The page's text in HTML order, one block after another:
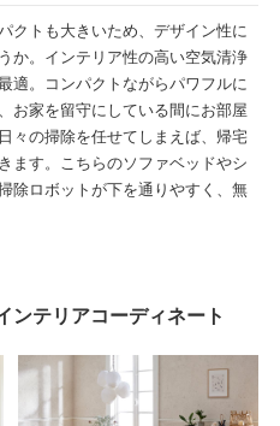
クトも大きいため、デザイン性に
か。インテリア性の高い空気清浄
適。コンパクトながらパワフルに
お家を留守にしている間にお部屋
々の掃除を任せてしまえば、帰宅
ます。こちらのソファベッドやシ
除ロボットが下を通りやすく、無
ンテリアコーディネート